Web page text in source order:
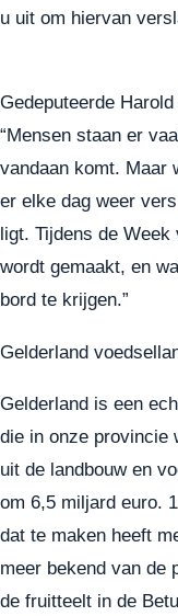
u uit om hiervan
Gedeputeerde
“Mensen staan er
vandaan komt. Maar
er elke dag weer
ligt. Tijdens de
wordt gemaakt, en
bord te krijgen.”
Gelderland
Gelderland is een
die in onze provincie
uit de landbouw en
om 6,5 miljard euro.
dat te maken heeft
meer bekend van de
de fruitteelt in de